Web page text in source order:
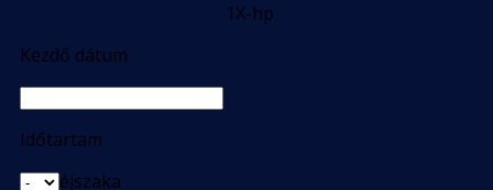
1X-hp
Kezdő dátum
Időtartam
éjszaka